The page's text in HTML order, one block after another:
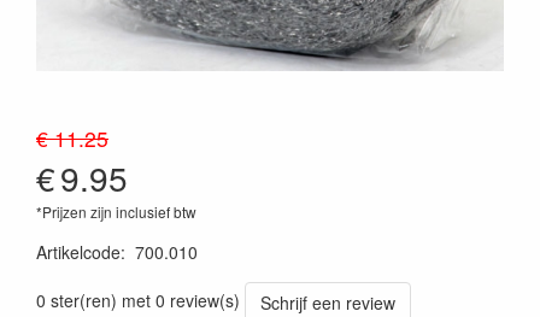
€ 11.25
€9.95
*Prijzen zijn inclusief btw
Artikelcode: 700.010
0 ster(ren) met 0 review(s)
Schrijf een review